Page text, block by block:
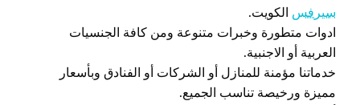
سيرفس الكويت.
ادوات متطورة وخبرات متنوعة ومن كافة الجنسيات
العربية أو الاجنبية.
خدماتنا مؤمنة للمنازل أو الشركات أو الفنادق وبأسعار
مميزة ورخيصة تناسب الجميع.